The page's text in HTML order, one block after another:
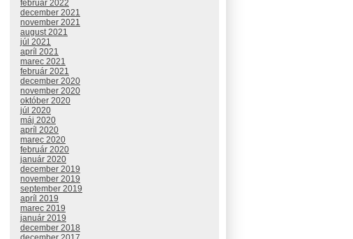
február 2022
december 2021
november 2021
august 2021
júl 2021
apríl 2021
marec 2021
február 2021
december 2020
november 2020
október 2020
júl 2020
máj 2020
apríl 2020
marec 2020
február 2020
január 2020
december 2019
november 2019
september 2019
apríl 2019
marec 2019
január 2019
december 2018